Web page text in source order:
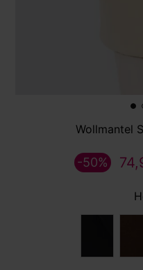
Wollmantel
-50%